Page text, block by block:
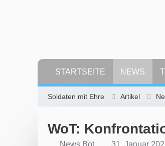
STARTSEITE NEWS
Soldaten mit Ehre Artikel
WoT:
News Bot 31. Januar